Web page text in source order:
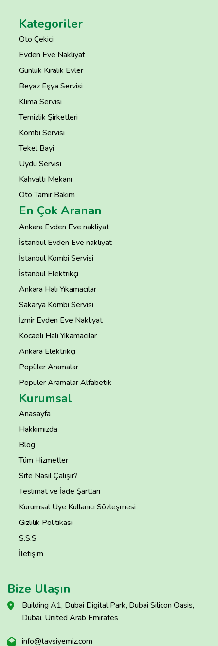
Kategoriler
Oto Çekici
Evden Eve Nakliyat
Günlük Kiralık Evler
Beyaz Eşya Servisi
Klima Servisi
Temizlik Şirketleri
Kombi Servisi
Tekel Bayi
Uydu Servisi
Kahvaltı Mekanı
Oto Tamir Bakım
En Çok Aranan
Ankara Evden Eve nakliyat
İstanbul Evden Eve nakliyat
İstanbul Kombi Servisi
İstanbul Elektrikçi
Ankara Halı Yıkamacılar
Sakarya Kombi Servisi
İzmir Evden Eve Nakliyat
Kocaeli Halı Yıkamacılar
Ankara Elektrikçi
Popüler Aramalar
Popüler Aramalar Alfabetik
Kurumsal
Anasayfa
Hakkımızda
Blog
Tüm Hizmetler
Site Nasıl Çalışır?
Teslimat ve İade Şartları
Kurumsal Üye Kullanıcı Sözleşmesi
Gizlilik Politikası
S.S.S
İletişim
Bize Ulaşın
Building A1, Dubai Digital Park, Dubai Silicon Oasis,
Dubai, United Arab Emirates
info@tavsiyemiz.com